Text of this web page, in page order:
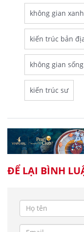
không gian xanh
kiến trúc bản
không gian sống
kiến trúc sư
ĐỂ LẠI BÌNH